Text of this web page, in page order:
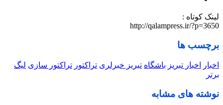
لینک کوتاه :
http://qalampress.ir/?p=3650
برچسب ها
اخبار اخبار تبریز باشگاه تبریز خبرلری تراکتور تراکتور سازی لیگ
برتر
نوشته های مشابه